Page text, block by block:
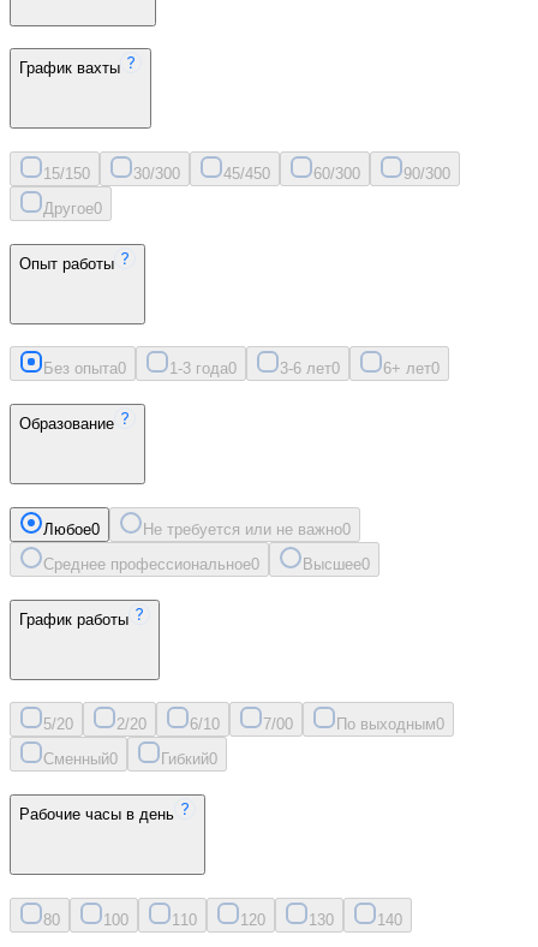
График вахты
15/150 30/300 45/450 60/300 90/300
Другое0
Опыт работы
Без опыта0 1-3 года0 3-6 лет0 6+ лет0
Образование
Любое0 Не требуется или не важно0
Среднее профессиональное0 Высшее0
График работы
5/20 2/20 6/10 7/00 По выходным0
Сменный0 Гибкий0
Рабочие часы в день
80 100 11 0 120 130 140